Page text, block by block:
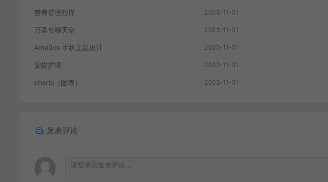
营养管理程序 2023-11-01
万圣节聊天室 2023-11-01
Ame9os 手机主题设计 2023-11-01
宠物护理 2023-11-01
charts（图表） 2023-11-01
发表评论